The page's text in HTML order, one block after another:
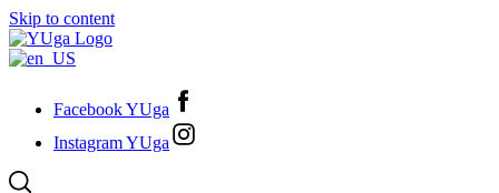
Skip to content
Facebook YUga
Instagram YUga